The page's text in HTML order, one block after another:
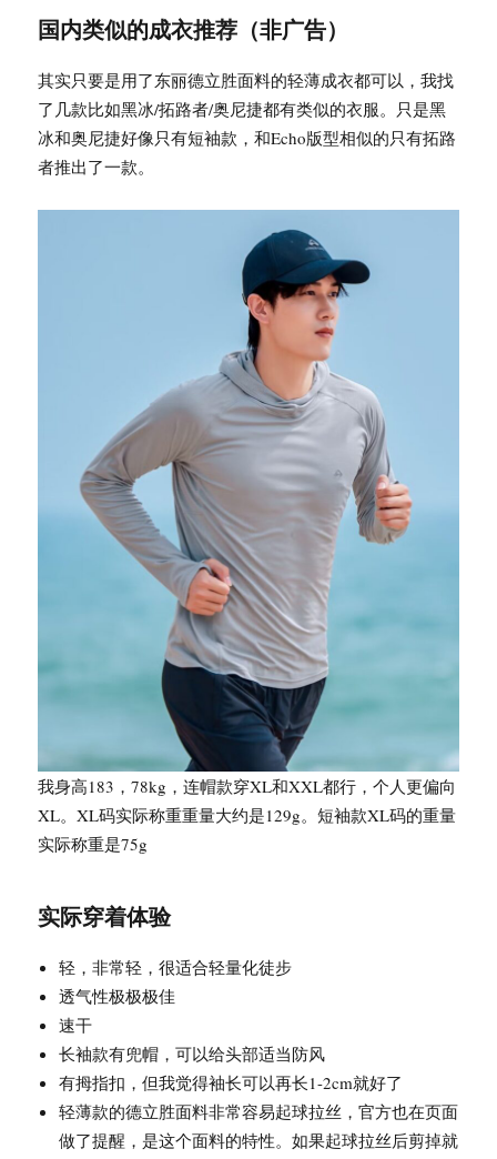
国内类似的成衣推荐（非广告）
其实只要是用了东丽德立胜面料的轻薄成衣都可以，我找
了几款比如黑冰/拓路者/奥尼捷都有类似的衣服。只是黑
冰和奥尼捷好像只有短袖款，和Echo版型相似的只有拓路
者推出了一款。
我身高183，78kg，连帽款穿XL和XXL都行，个人更偏向
XL。XL码实际称重重量大约是129g。短袖款XL码的重量
实际称重是75g
实际穿着体验
轻，非常轻，很适合轻量化徒步
透气性极极极佳
速干
长袖款有兜帽，可以给头部适当防风
有拇指扣，但我觉得袖长可以再长1-2cm就好了
轻薄款的德立胜面料非常容易起球拉丝，官方也在页面
做了提醒，是这个面料的特性。如果起球拉丝后剪掉就